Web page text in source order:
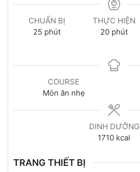
CHUẨN BỊ
25 phút
THỰC HIỆN
20 phút
COURSE
Món ăn nhẹ
DINH DƯỠNG
1710 kcal
TRANG THIẾT BỊ